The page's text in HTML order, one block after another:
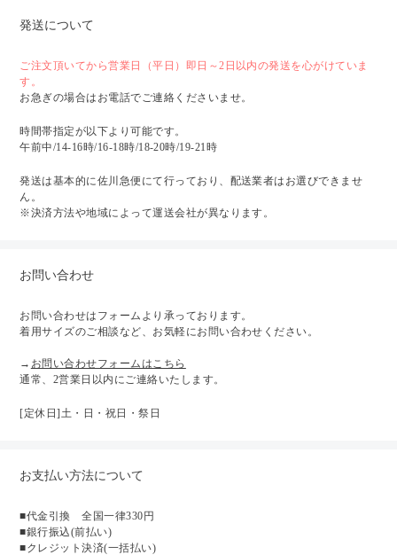
発送について
ご注文頂いてから営業日（平日）即日～2日以内の発送を心がけていま
す。
お急ぎの場合はお電話でご連絡くださいませ。
時間帯指定が以下より可能です。
午前中/14-16時/16-18時/18-20時/19-21時
発送は基本的に佐川急便にて行っており、配送業者はお選びできませ
ん。
※決済方法や地域によって運送会社が異なります。
お問い合わせ
お問い合わせはフォームより承っております。
着用サイズのご相談など、お気軽にお問い合わせください。
→ お問い合わせフォームはこちら
通常、2営業日以内にご連絡いたします。
[定休日]土・日・祝日・祭日
お支払い方法について
■代金引換 全国一律330円
■銀行振込(前払い)
■クレジット決済(一括払い)